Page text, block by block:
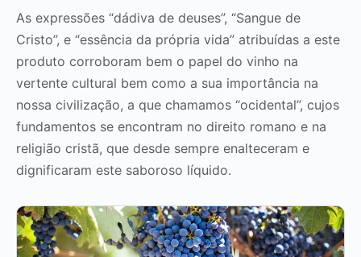
As expressões “dádiva de deuses”, “Sangue de
Cristo”, e “essência da própria vida” atribuídas a este
produto corroboram bem o papel do vinho na
vertente cultural bem como a sua importância na
nossa civilização, a que chamamos “ocidental”, cujos
fundamentos se encontram no direito romano e na
religião cristã, que desde sempre enalteceram e
dignificaram este saboroso líquido.